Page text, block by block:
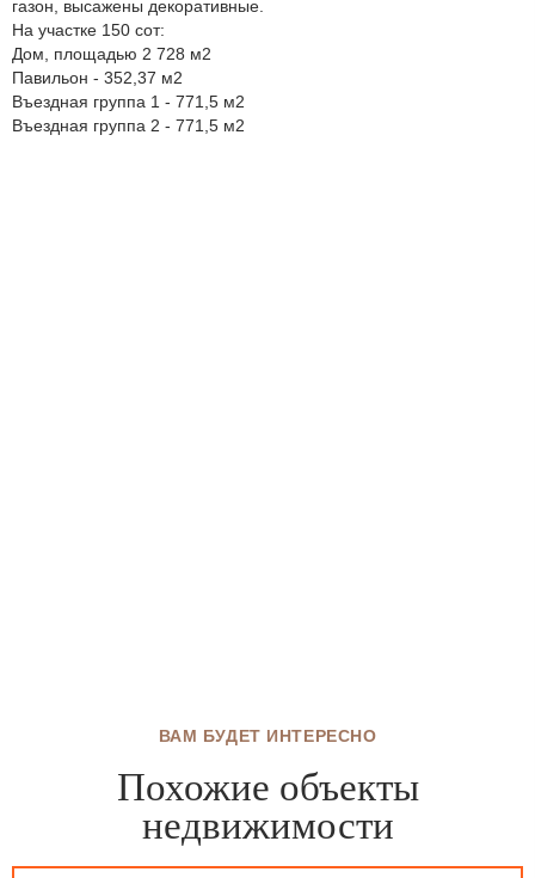
газон, высажены декоративные.
На участке 150 сот:
Дом, площадью 2 728 м2
Павильон - 352,37 м2
Въездная группа 1 - 771,5 м2
Въездная группа 2 - 771,5 м2
ВАМ БУДЕТ ИНТЕРЕСНО
Похожие объекты
недвижимости